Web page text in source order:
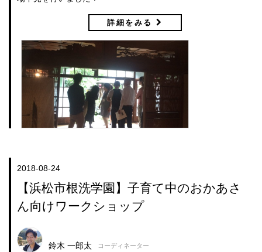
詳細をみる
2018-08-24
【浜松市根洗学園】子育て中のおかあさ
ん向けワークショップ
鈴木 一郎太 コーディネーター